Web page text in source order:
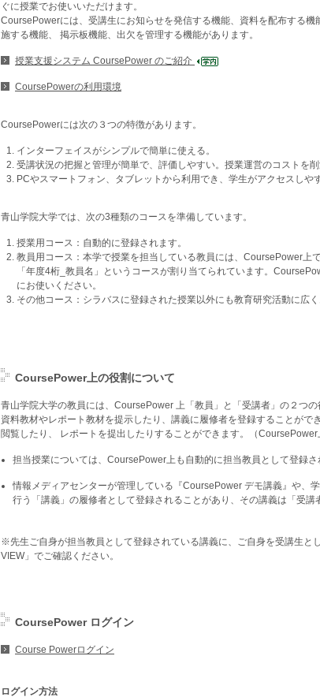
ぐに授業でお使いいただけます。
CoursePowerには、受講生にお知らせを発信する機能、資料を配布する
施する機能、 掲示板機能、出欠を管理する機能があります。
授業支援システム CoursePower のご紹介
CoursePowerの利用環境
CoursePowerには次の３つの特徴があります。
インターフェイスがシンプルで簡単に使える。
受講状況の把握と管理が簡単で、評価しやすい。授業運営のコストを削
PCやスマートフォン、タブレットから利用でき、学生がアクセスしやす
青山学院大学では、次の3種類のコースを準備しています。
授業用コース：自動的に登録されます。
教員用コース：本学で授業を担当している教員には、CoursePower
「年度4桁_教員名」というコースが割り当てられています。
にお使いください。
その他コース：シラバスに登録された授業以外にも教育研究活動に広
CoursePower上の役割について
青山学院大学の教員には、CoursePower 上「教員」と「受講者」の２つ
資料教材やレポート教材を提示したり、講義に履修者を登録することが
閲覧したり、 レポートを提出したりすることができます。（
担当授業については、CoursePower上も自動的に担当教員として登録さ
情報メディアセンターが管理している『CoursePower デモ講義』や、
行う「講義」の履修者として登録されることがあり、その講義は「受講
※先生ご自身が担当教員として登録されている講義に、ご自身を受講生と
VIEW」でご確認ください。
CoursePower ログイン
Course Powerログイン
ログイン方法